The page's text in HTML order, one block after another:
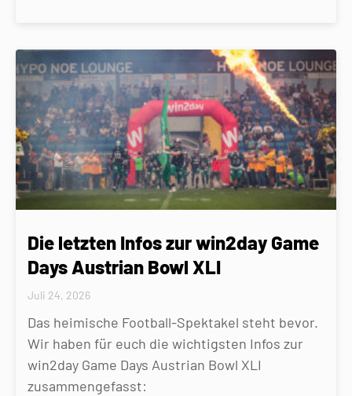
Die letzten Infos zur win2day Game
Days Austrian Bowl XLI
Juli 24, 2026
Das heimische Football-Spektakel steht bevor.
Wir haben für euch die wichtigsten Infos zur
win2day Game Days Austrian Bowl XLI
zusammengefasst: